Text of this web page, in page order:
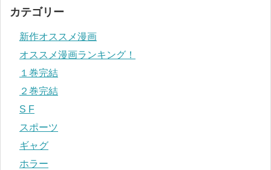
カテゴリー
新作オススメ漫画
オススメ漫画ランキング！
１巻完結
２巻完結
S F
スポーツ
ギャグ
ホラー